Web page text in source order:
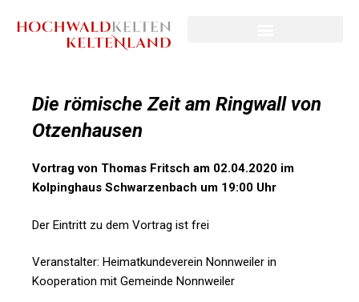
Die römische Zeit am Ringwall von
Otzenhausen
Vortrag von Thomas Fritsch am 02.04.2020 im
Kolpinghaus Schwarzenbach um 19:00 Uhr
Der Eintritt zu dem Vortrag ist frei
Veranstalter: Heimatkundeverein Nonnweiler in
Kooperation mit Gemeinde Nonnweiler